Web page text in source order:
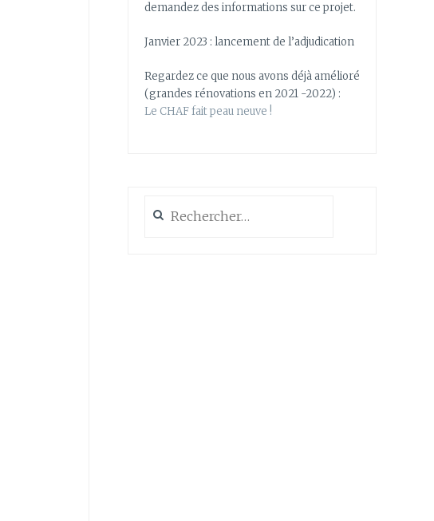
demandez des informations sur ce projet.
Janvier 2023 : lancement de l’adjudication
Regardez ce que nous avons déjà amélioré
(grandes rénovations en 2021 -2022) :
Le CHAF fait peau neuve !